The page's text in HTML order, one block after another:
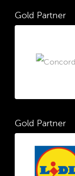
Gold Partner
Gold Partner